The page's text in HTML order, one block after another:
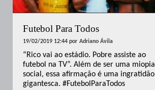
Futebol Para Todos
19/02/2019 12:44 por Adriano Ávila
“Rico vai ao estádio. Pobre assiste ao
futebol na TV”. Além de ser uma miopia
social, essa afirmação é uma ingratidão
gigantesca. #FutebolParaTodos